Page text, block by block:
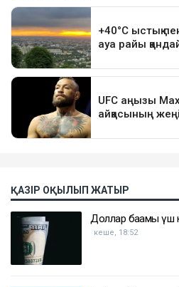
ҚАЗІР ОҚЫЛЫП ЖАТЫР
Доллар бағамы үш
кеше, 18:52